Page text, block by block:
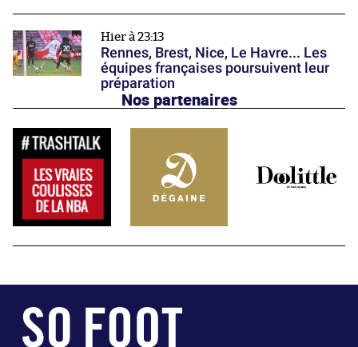
Hier à 23:13
Rennes, Brest, Nice, Le Havre... Les
équipes françaises poursuivent leur
préparation
Nos partenaires